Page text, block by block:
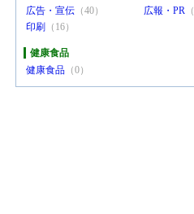
広告・宣伝 （40） 広報・PR
印刷
（16）
健康食品
健康食品 （0）